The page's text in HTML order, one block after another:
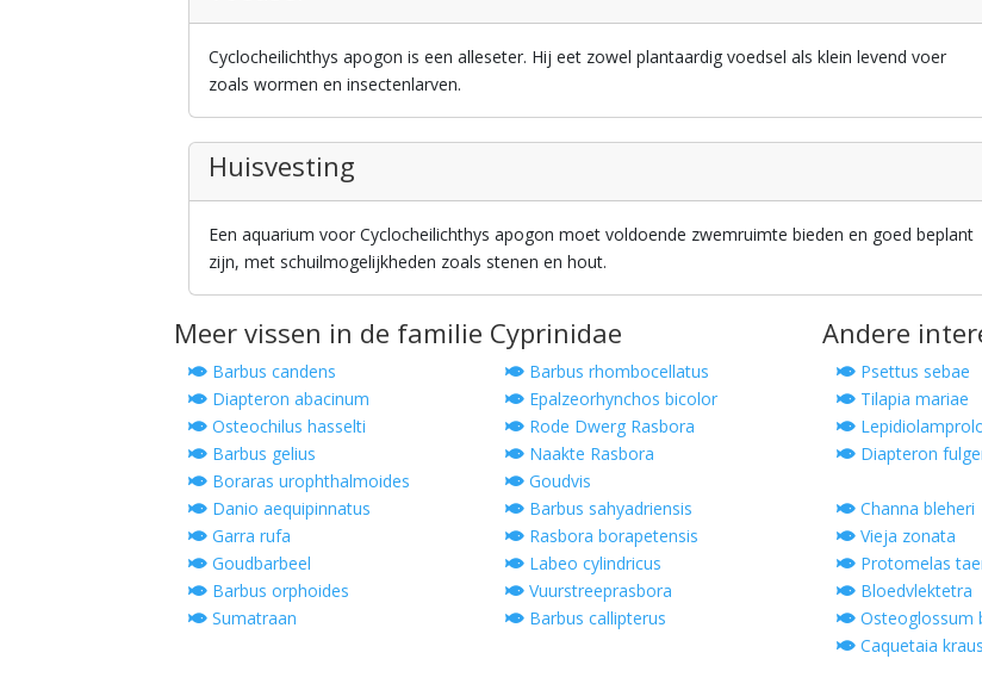
Cyclocheilichthys apogon is een alleseter. Hij eet zowel plantaardig voedsel als klein levend voer
zoals wormen en insectenlarven.
Huisvesting
Een aquarium voor Cyclocheilichthys apogon moet voldoende zwemruimte bieden en goed beplant
zijn, met schuilmogelijkheden zoals stenen en hout.
Meer vissen in de familie Cyprinidae
Barbus candens
Barbus rhombocellatus
Diapteron abacinum
Epalzeorhynchos bicolor
Osteochilus hasselti
Rode Dwerg Rasbora
Barbus gelius
Naakte Rasbora
Boraras urophthalmoides
Goudvis
Danio aequipinnatus
Barbus sahyadriensis
Garra rufa
Rasbora borapetensis
Goudbarbeel
Labeo cylindricus
Barbus orphoides
Vuurstreeprasbora
Sumatraan
Barbus callipterus
Andere
Psettus sebae
Tilapia mariae
Diapteron
Channa bleheri
Vieja zonata
Protomelas
Bloedvlektetra
Osteoglossum
Caquetaia